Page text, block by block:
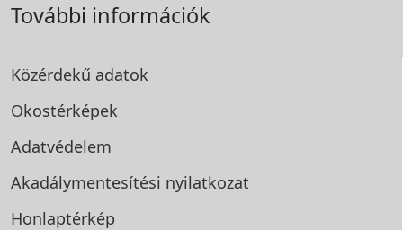
További információk
Közérdekű adatok
Okostérképek
Adatvédelem
Akadálymentesítési nyilatkozat
Honlaptérkép